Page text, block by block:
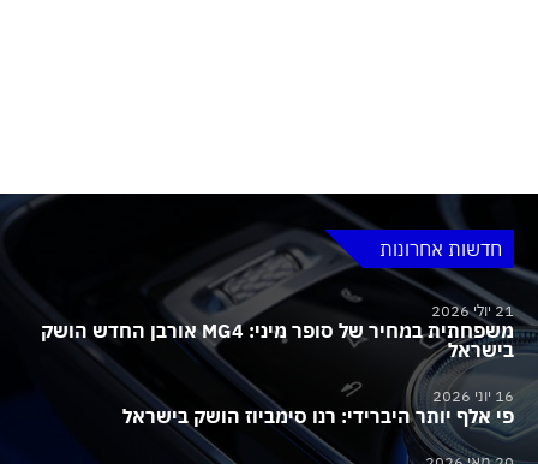
חדשות אחרונות
21 יולי 2026
משפחתית במחיר של סופר מיני: MG4 אורבן החדש הושק
בישראל
16 יוני 2026
פי אלף יותר היברידי: רנו סימביוז הושק בישראל